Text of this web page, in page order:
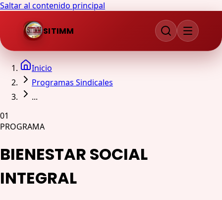
Saltar al contenido principal
SITIMM
Inicio
Programas Sindicales
...
01
PROGRAMA
BIENESTAR SOCIAL
INTEGRAL